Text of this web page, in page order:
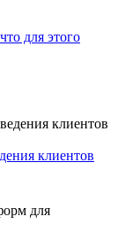
для этого
клиентов